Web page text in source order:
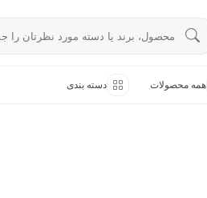
همه محصولات دسته بندی